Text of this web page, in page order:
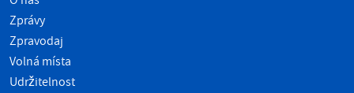
Zprávy
Zpravodaj
Volná místa
Udržitelnost